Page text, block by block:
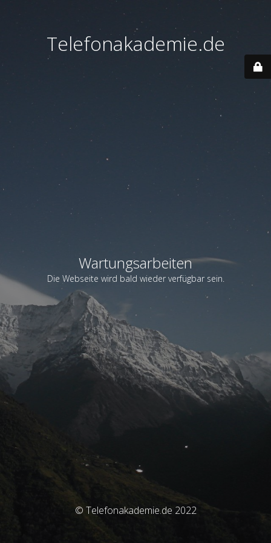
Telefonakademie.de
Wartungsarbeiten
Die Webseite wird bald wieder verfügbar sein.
© Telefonakademie.de 2022